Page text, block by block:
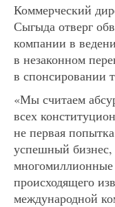
Коммерческий
Сыгыда отверг
компании в
в незаконном
в спонсировании
«Мы считаем
всех
не первая
успешный бизнес,
происходящего
международной